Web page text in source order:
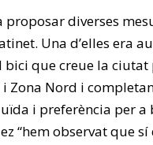
proposar diverses
Una d’elles era
que creue la ciutat
Zona Nord i
i preferència per a
“hem observat que